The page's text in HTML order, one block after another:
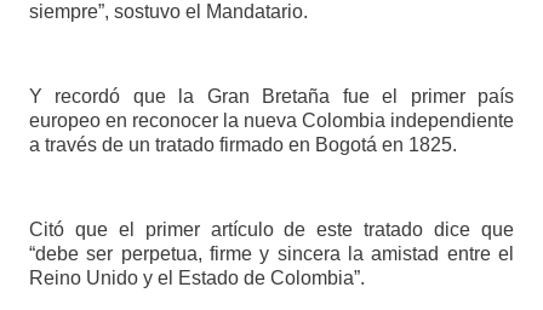
siempre”, sostuvo el Mandatario.
Y recordó que la Gran Bretaña fue el primer país
europeo en reconocer la nueva Colombia independiente
a través de un tratado firmado en Bogotá en 1825.
Citó que el primer artículo de este tratado dice que
“debe ser perpetua, firme y sincera la amistad entre el
Reino Unido y el Estado de Colombia”.